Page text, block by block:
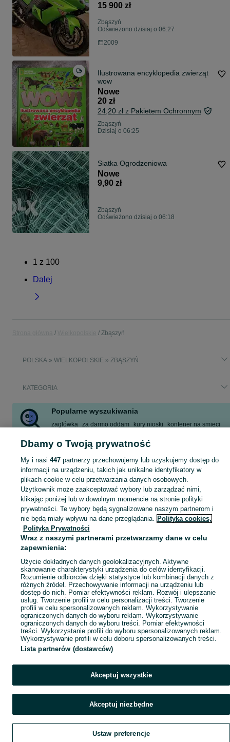
15 900 zł
Zbąszyń
Odświeżono dzisiaj o 06:27
2009
Ilustrowana encyklopedia zwierząt
wow
Nowe
20 zł
24,20 zł z Pakietem Ochronnym
Zbąszyń
Dzisiaj o 06:25
Siatka Ogrodzeniowa
Nowe
9,90 zł
Zbąszyń
Odświeżono dzisiaj o 06:18
1 z 100
Dalej
Zbąszyń
POLSKA » WIELKOPOLSKIE » ZBĄSZYŃ
KATEGORIA
Popularne wyszukiwania
żaglówka za darmo oddam kury nioski
kontener na smieci
Skorzystaj z największego serwisu ogłoszeniowego - Zbąszyń i okolice! Kupuj to, czego pragniesz i sprzedawaj to, czego już nie potrzebujesz!
Mapa kategorii
Mapa miejscowości
Mapa ministron
Popularne wyszukiwania
Dbamy o Twoją prywatność
My i nasi 447partnerzy przechowujemy lub uzyskujemy dostęp do
informacji na urządzeniu, takich jak unikalne identyfikatory w
plikach cookie w celu przetwarzania danych osobowych.
Użytkownik może zaakceptować wybory lub zarządzać nimi,
klikając poniżej lub w dowolnym momencie na stronie polityki
prywatności. Te wybory będą sygnalizowane naszym partnerom i
nie będą miały wpływu na dane przeglądania. Polityka cookies,
Polityka Prywatności
Wraz z naszymi partnerami przetwarzamy dane w celu
zapewnienia:
Użycie dokładnych danych geolokalizacyjnych. Aktywne
skanowanie charakterystyki urządzenia do celów identyfikacji.
Rozumienie odbiorców dzięki statystyce lub kombinacji danych z
różnych źródeł. Przechowywanie informacji na urządzeniu lub
dostęp do nich. Pomiar efektywności reklam. Rozwój i ulepszanie
usług. Tworzenie profili w celu personalizacji treści. Tworzenie
profili w celu spersonalizowanych reklam. Wykorzystywanie
ograniczonych danych do wyboru reklam. Wykorzystywanie
ograniczonych danych do wyboru treści. Pomiar efektywności
treści. Wykorzystanie profili do wyboru spersonalizowanych reklam.
Wykorzystywanie profili w celu doboru spersonalizowanych treści.
Lista partnerów (dostawców)
Akceptuj wszystkie
Akceptuj niezbędne
Ustaw preferencje